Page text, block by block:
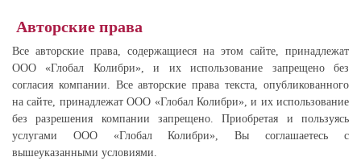
Авторские права
Все авторские права, содержащиеся на этом сайте, принадлежат
ООО «Глобал Колибри», и их использование запрещено без
согласия компании. Все авторские права текста, опубликованного
на сайте, принадлежат ООО «Глобал Колибри», и их использование
без разрешения компании запрещено. Приобретая и пользуясь
услугами ООО «Глобал Колибри», Вы соглашаетесь с
вышеуказанными условиями.